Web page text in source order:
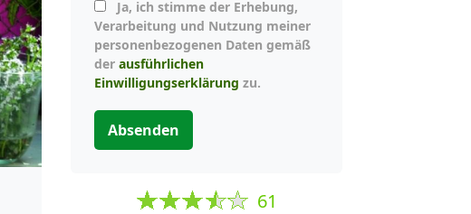
Verarbeitung und Nutzung meiner
personenbezogenen Daten gemäß
der ausführlichen
Einwilligungserklärung zu.
Absenden
61